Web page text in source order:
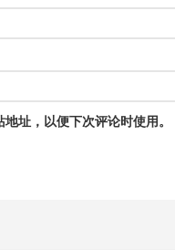
址，以便下次评论时使用。